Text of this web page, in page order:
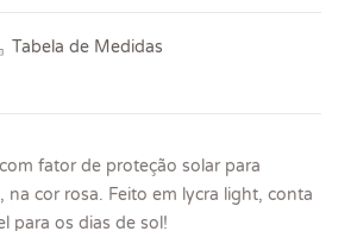
Tabela de Medidas
fator de proteção solar para
cor rosa. Feito em lycra light, conta
para os dias de sol!